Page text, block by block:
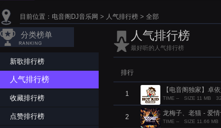
目前位置： 电音阁DJ音乐网 > 人气排行榜 > 全部
分类榜单
新歌排行榜
人气排行榜
收藏排行榜
点赞排行榜
人气排行榜
最好听的人气排行榜
排行
1
【电音阁独家】卓
TIME -- SIZE 11 MB
2
龙梅子、老猫 - 爱
TIME -- SIZE 11.66 MB